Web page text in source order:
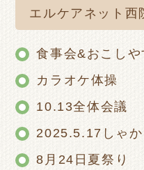
エルケアネット西
食事会&おこし
カラオケ体操
10.13全体会議
2025.5.17しゃか
8月24日夏祭り